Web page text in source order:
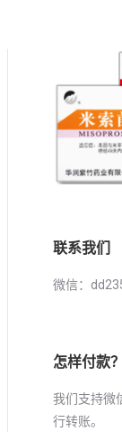
联系我们
微信：
怎样付款？
我们支持微
行转账。